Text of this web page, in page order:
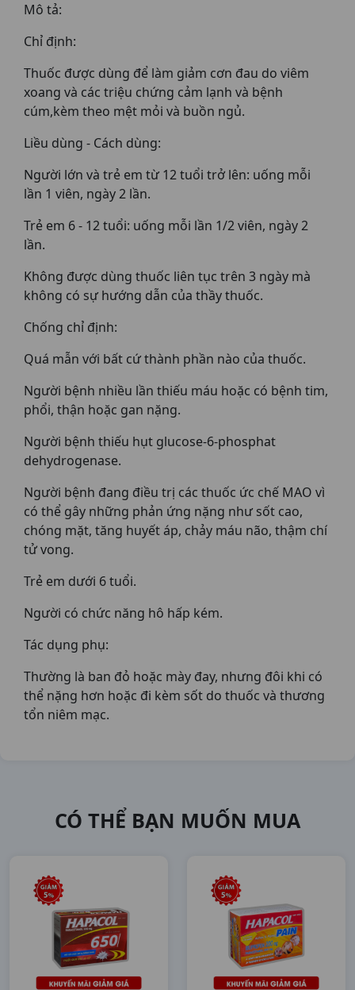
Mô tả:
Chỉ định:
Thuốc được dùng để làm giảm cơn đau do viêm
xoang và các triệu chứng cảm lạnh và bệnh
cúm,kèm theo mệt mỏi và buồn ngủ.
Liều dùng - Cách dùng:
Người lớn và trẻ em từ 12 tuổi trở lên: uống mỗi
lần 1 viên, ngày 2 lần.
Trẻ em 6 - 12 tuổi: uống mỗi lần 1/2 viên, ngày 2
lần.
Không được dùng thuốc liên tục trên 3 ngày mà
không có sự hướng dẫn của thầy thuốc.
Chống chỉ định:
Quá mẫn với bất cứ thành phần nào của thuốc.
Người bệnh nhiều lần thiếu máu hoặc có bệnh tim,
phổi, thận hoặc gan nặng.
Người bệnh thiếu hụt glucose-6-phosphat
dehydrogenase.
Người bệnh đang điều trị các thuốc ức chế MAO vì
có thể gây những phản ứng nặng như sốt cao,
chóng mặt, tăng huyết áp, chảy máu não, thậm chí
tử vong.
Trẻ em dưới 6 tuổi.
Người có chức năng hô hấp kém.
Tác dụng phụ:
Thường là ban đỏ hoặc mày đay, nhưng đôi khi có
thể nặng hơn hoặc đi kèm sốt do thuốc và thương
tổn niêm mạc.
CÓ THỂ BẠN MUỐN MUA